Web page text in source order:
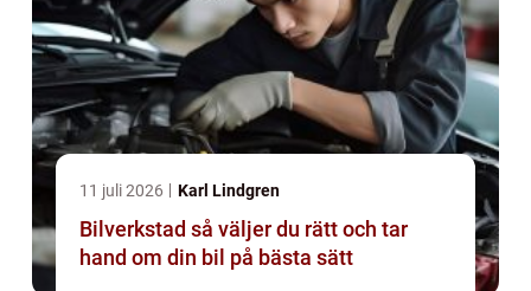
11 juli 2026 Karl Lindgren
Bilverkstad så väljer du rätt och tar
hand om din bil på bästa sätt